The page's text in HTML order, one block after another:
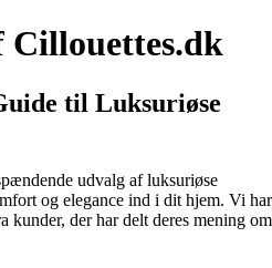
Cillouettes.dk
til Luksuriøse
udvalg af luksuriøse
og elegance ind i dit hjem. Vi har
kunder, der har delt deres mening om